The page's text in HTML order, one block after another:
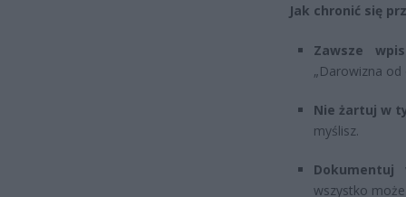
Jak chronić się
Zawsze
„Darowizna od
Nie żartuj w
myślisz.
Dokumentuj
wszystko